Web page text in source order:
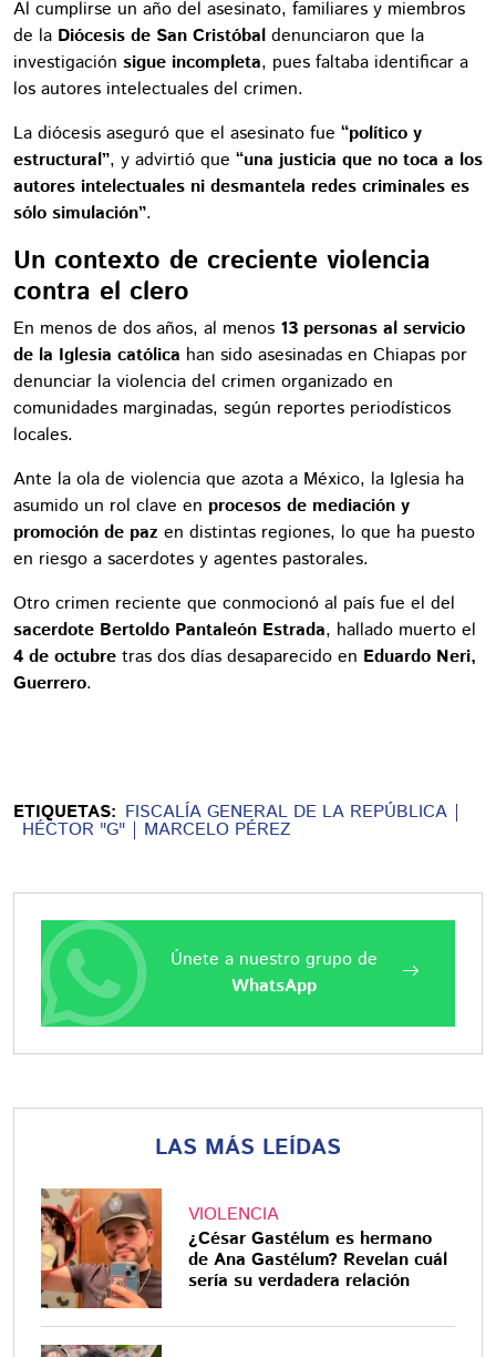
Al cumplirse un año del asesinato, familiares y miembros
de la Diócesis de San Cristóbal denunciaron que la
investigación sigue incompleta, pues faltaba identificar a
los autores intelectuales del crimen.
La diócesis aseguró que el asesinato fue “político y
estructural”, y advirtió que “una justicia que no toca a los
autores intelectuales ni desmantela redes criminales es
sólo simulación”.
Un contexto de creciente violencia
contra el clero
En menos de dos años, al menos 13 personas al servicio
de la Iglesia católica han sido asesinadas en Chiapas por
denunciar la violencia del crimen organizado en
comunidades marginadas, según reportes periodísticos
locales.
Ante la ola de violencia que azota a México, la Iglesia ha
asumido un rol clave en procesos de mediación y
promoción de paz en distintas regiones, lo que ha puesto
en riesgo a sacerdotes y agentes pastorales.
Otro crimen reciente que conmocionó al país fue el del
sacerdote Bertoldo Pantaleón Estrada, hallado muerto el
4 de octubre tras dos días desaparecido en Eduardo Neri,
Guerrero.
ETIQUETAS: FISCALÍA GENERAL DE LA REPÚBLICA
HÉCTOR "G" MARCELO PÉREZ
Únete a nuestro grupo de
WhatsApp
LAS MÁS LEÍDAS
VIOLENCIA
¿César Gastélum es hermano
de Ana Gastélum? Revelan cuál
sería su verdadera relación